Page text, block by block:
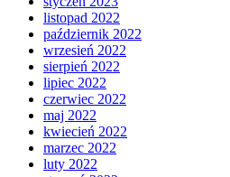
listopad 2022
październik 2022
wrzesień 2022
sierpień 2022
lipiec 2022
czerwiec 2022
maj 2022
kwiecień 2022
marzec 2022
luty 2022